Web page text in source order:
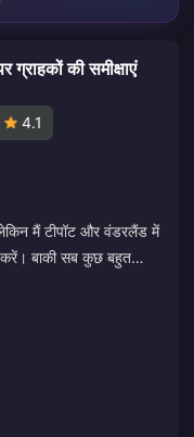
की समीक्षाएं
4.1
मैं टीपॉट और वंडरलैंड में
करें। बाकी सब कुछ बहुत